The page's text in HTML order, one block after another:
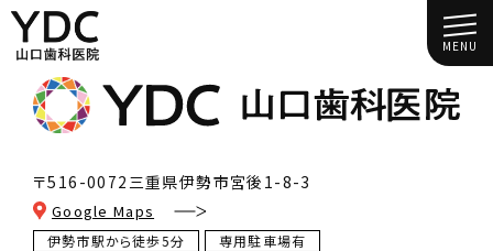
MENU
〒516-0072 三重県伊勢市宮後1-8-3
Google Maps
伊勢市駅から徒歩5分 専用駐車場有